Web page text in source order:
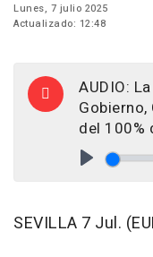
Lunes, 7 julio 2025
Actualizado: 12:48
AUDIO:
del 100%
SEVILLA 7 Jul.